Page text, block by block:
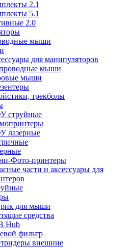
2.1
5.1
2.0
мыши
для манипуляторов
мыши
мыши
трекболы
струйные
лазерные
Фото-принтеры
части и аксессуары для
для мыши
средства
Hub
фильтр
внешние